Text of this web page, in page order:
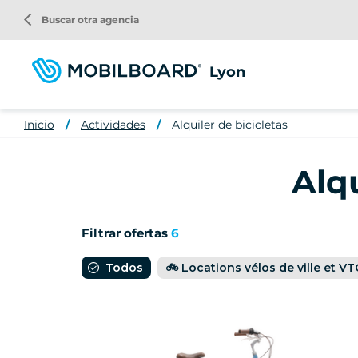
contenido
principal
Lyon
arrow_back_ios Buscar otra agencia
Inicio Actividades Alquiler de bicicletas
Filtrar ofertas 6
Todos 🚲 Locations vélos de ville et